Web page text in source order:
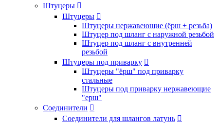
Штуцеры 
Штуцеры 
Штуцеры нержавеющие (ёрш + резьба)
Штуцер под шланг с наружной резьбой
Штуцер под шланг с внутренней
резьбой
Штуцеры под приварку 
Штуцеры "ёрш" под приварку
стальные
Штуцеры под приварку нержавеющие
"ерш"
Соединители 
Соединители для шлангов латунь 